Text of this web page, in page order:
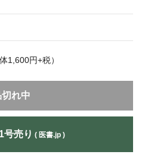
ます。
1,600円+税）
切れ中
号売り ( 医書.jp )